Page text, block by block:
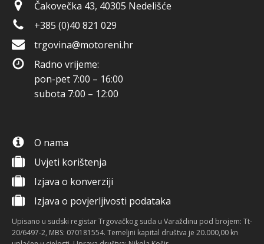
Čakovečka 43, 40305 Nedelišće
+385 (0)40 821 029
trgovina@motoreni.hr
Radno vrijeme:
pon-pet 7:00 – 16:00
subota 7:00 – 12:00
O nama
Uvjeti korištenja
Izjava o konverziji
Izjava o povjerljivosti podataka
Upisano u sudski registar Trgovačkog suda u Varaždinu pod brojem: Tt-
20/6497-2, MBS: 070181554. Temeljni kapital društva je 20.000,00 kn